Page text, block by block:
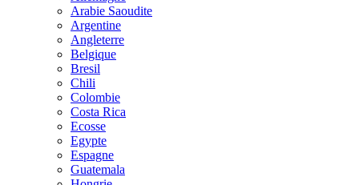
Arabie Saoudite
Argentine
Angleterre
Belgique
Bresil
Chili
Colombie
Costa Rica
Ecosse
Egypte
Espagne
Guatemala